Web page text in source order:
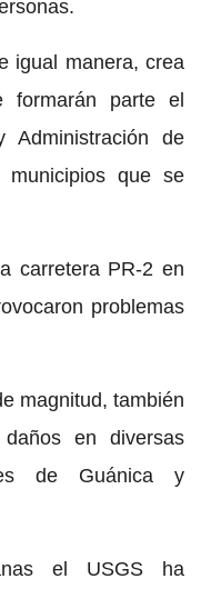
igual manera, crea
formarán parte el
Administración de
que se
carretera PR-2 en
problemas
magnitud, también
en diversas
de Guánica y
el USGS ha